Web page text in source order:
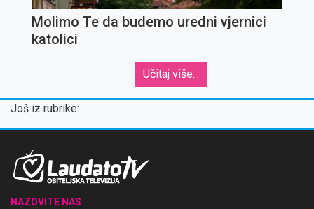
Molimo Te da budemo uredni vjernici
katolici
Učitaj više...
Još iz rubrike:
NAZOVITE NAS